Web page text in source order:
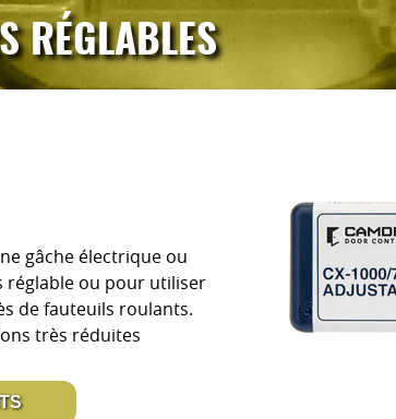
RÉGLABLES
gâche électrique ou
réglable ou pour utiliser
de fauteuils roulants.
très réduites